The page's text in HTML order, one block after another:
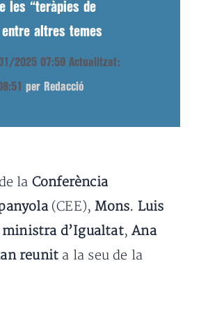
les “teràpies de
entre altres temes
2025 07:59 Actualitzat:
per Redacció
de la Conferència
(CEE),Mons. Luis
ministra d’Igualtat,Ana
reunit a la seu de la